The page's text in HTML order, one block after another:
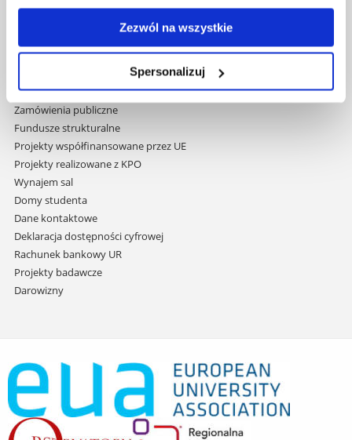
Zezwól na wszystkie
Spersonalizuj
do
Covid info
Praca na UR
Zamówienia publiczne
Fundusze strukturalne
Projekty współfinansowane przez UE
Projekty realizowane z KPO
Wynajem sal
Domy studenta
Dane kontaktowe
Deklaracja dostępności cyfrowej
Rachunek bankowy UR
Projekty badawcze
Darowizny